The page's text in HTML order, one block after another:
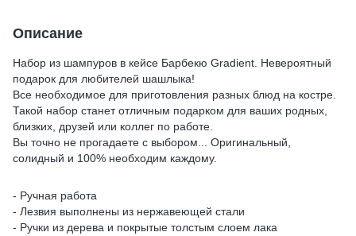
Описание
Набор из шампуров в кейсе Барбекю Gradient. Невероятный
подарок для любителей шашлыка!
Все необходимое для приготовления разных блюд на костре.
Такой набор станет отличным подарком для ваших родных,
близких, друзей или коллег по работе.
Вы точно не прогадаете с выбором... Оригинальный,
солидный и 100% необходим каждому.
- Ручная работа
- Лезвия выполнены из нержавеющей стали
- Ручки из дерева и покрытые толстым слоем лака